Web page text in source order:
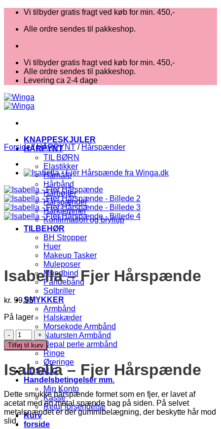
Fortsæt
indhold
Vi tilbyder gratis fragt ved køb for min. 450,-
Alle ordre sendes til pakkeshop.
Vi tilbyder gratis fragt ved køb for min. 450,-
Alle ordre sendes til pakkeshop.
Levering ca 2-4 dage
KNAPPESKJULER
HÅRPYNT
TIL BØRN
Elastikker
Hårnåle
Hårbånd
Hårbøjler
Hårspænder
Hårklemmer
Konfirmation og bryllup
TILBEHØR
BH Stropper
Huer
Makeup Tasker
Muleposer
Mundbind
Pandebånd
Solbriller
SMYKKER
Armbånd
Halskæder
Morsekode Armbånd
Natursten Armbånd
Nepal perle armbånd
Ringe
Øreringe
UDSALG
Handelsbetingelser mm.
Min Konto
Kasse
Retur forsendelse
Kurv
forside
Forside / HÅRPYNT / Hårspænder
Isabella – Fjer Hårspænde
kr. 99,95
På lager
Isabella
-
Fjer
Hårspænde
antal
Tilføj til kurv
Isabella – Fjer Hårspænde
Dette smukke hårspænde formet som en fjer, er lavet af
acetat med en metal spænde bag på siden. På selvet
metalspændet er der gummibelægning, der beskytte hår mod
slid.